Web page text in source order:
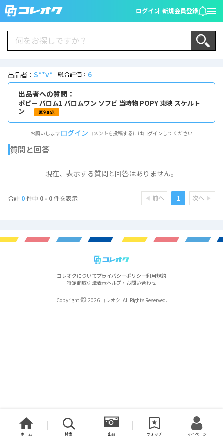
ログイン 新規会員登録
出品者： S**v* 総合評価： 6
出品者への質問：
ポピー バロム1 バロムワン ソフビ 当時物 POPY 東映 スケルト
ン
匿名配送
お願いします ログインコメントを投稿するにはログインしてください
質問と回答
現在、表示する質問と回答はありません。
合計 0件中 0 - 0件を表示 前へ 1 次へ
コレオクについてプライバシーポリシー利用規約
特定商取引法表示ヘルプ・お問い合わせ
Copyright© 2026 コレオク. All Rights Reserved.
ホーム 検索 出品 ウォッチ マイページ